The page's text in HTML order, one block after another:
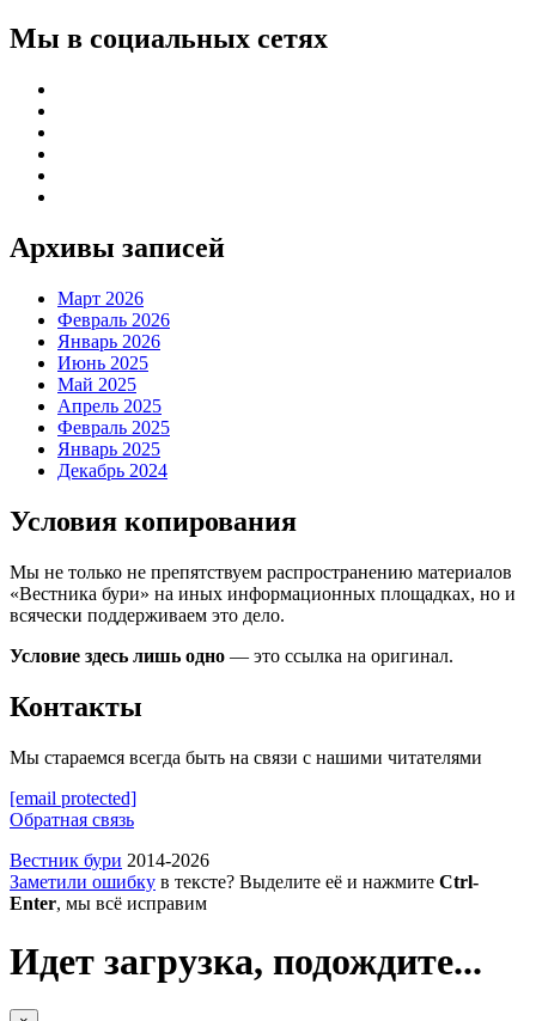
Мы в социальных сетях
Архивы записей
Март 2026
Февраль 2026
Январь 2026
Июнь 2025
Май 2025
Апрель 2025
Февраль 2025
Январь 2025
Декабрь 2024
Условия копирования
Мы не только не препятствуем распространению материалов
«Вестника бури» на иных информационных площадках, но и
всячески поддерживаем это дело.
Условие здесь лишь одно — это ссылка на оригинал.
Контакты
Мы стараемся всегда быть на связи с нашими читателями
[email protected]
Обратная связь
Вестник бури 2014-2026
Заметили ошибку в тексте? Выделите её и нажмите Ctrl-
Enter, мы всё исправим
Идет загрузка, подождите...